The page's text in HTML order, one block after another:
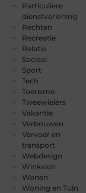
Particuliere
dienstverlening
Rechten
Recreatie
Relatie
Sociaal
Sport
Tech
Toerisme
Tweewielers
Vakantie
Verbouwen
Vervoer en
transport
Webdesign
Winkelen
Wonen
Woning en Tuin